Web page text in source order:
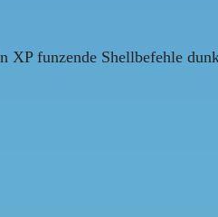
XP funzende Shellbefehle